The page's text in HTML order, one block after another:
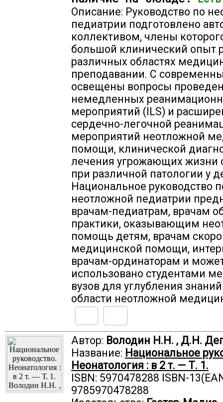
Описание: Руководство по
педиатрии подготовлено
коллективом, члены
большой клинический опыт
различных областях
преподавании. С
освещены вопросы
немедленных
мероприятий (ILS) и
сердечно-легочной
мероприятий неотложной
помощи, клинической
лечения угрожающих жизни
при различной патологии у
Национальное руководство
неотложной педиатрии
врачам-педиатрам, врачам
практики, оказывающим
помощь детям, врачам
медицинской помощи,
врачам-ординаторам и
использовано студентами
вузов для углубления
области неотложной
Автор: Володин Н.Н. , Д.Н.
Название: Национальное
Неонатология : в 2 т. — Т. 1.
ISBN: 5970478288 ISBN-
9785970478288